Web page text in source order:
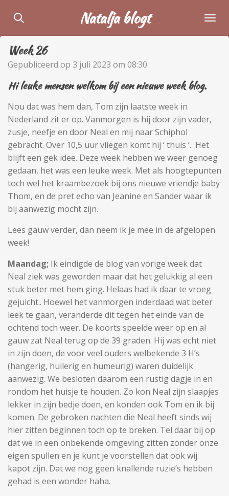
direct
naar
de
hoofdinhoud
Natalja blogt
Week 26
Gepubliceerd op 3 juli 2023 om 08:30
Hi leuke mensen welkom bij een nieuwe week blog.
Nou dat was hem dan, Tom zijn laatste week in
Nederland zit er op. Vanmorgen is hij door zijn vader,
zusje, neefje en door Neal en mij naar Schiphol
gebracht. Over 10,5 uur vliegen komt hij ‘ thuis ‘. Het
blijft een gek idee. Deze week hebben we weer genoeg
gedaan, het was een leuke week. Met als hoogtepunten
toch wel het kraambezoek bij ons nieuwe vriendje baby
Thom, en de pret echo van Jeanine en Sander waar ik
bij aanwezig mocht zijn.
Lees gauw verder, dan neem ik je mee in de afgelopen
week!
Maandag; Ik eindigde de blog van vorige week dat
Neal ziek was geworden maar dat het gelukkig al een
stuk beter met hem ging. Helaas had ik daar te vroeg
gejuicht.. Hoewel het vanmorgen inderdaad wat beter
leek te gaan, veranderde dit tegen het einde van de
ochtend toch weer. De koorts speelde weer op en al
gauw zat Neal terug op de 39 graden. Hij was echt niet
in zijn doen, de voor veel ouders welbekende 3 H’s
(hangerig, huilerig en humeurig) waren duidelijk
aanwezig. We besloten daarom een rustig dagje in en
rondom het huisje te houden. Zo kon Neal zijn slaapjes
lekker in zijn bedje doen, en konden ook Tom en ik bij
komen. De gebroken nachten die Neal heeft sinds wij
hier zitten beginnen toch op te breken. Tel daar bij op
dat we in een onbekende omgeving zitten zonder onze
eigen spullen en je kunt je voorstellen dat ook wij
kapot zijn. Dat we nog geen knallende ruzie’s hebben
gehad is een wonder haha.